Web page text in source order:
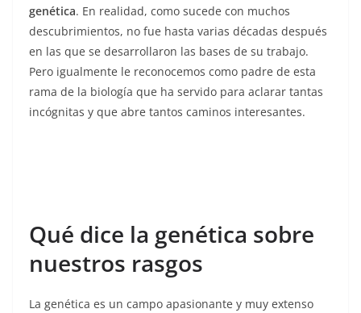
genética. En realidad, como sucede con muchos
descubrimientos, no fue hasta varias décadas después
en las que se desarrollaron las bases de su trabajo.
Pero igualmente le reconocemos como padre de esta
rama de la biología que ha servido para aclarar tantas
incógnitas y que abre tantos caminos interesantes.
Qué dice la genética sobre
nuestros rasgos
La genética es un campo apasionante y muy extenso